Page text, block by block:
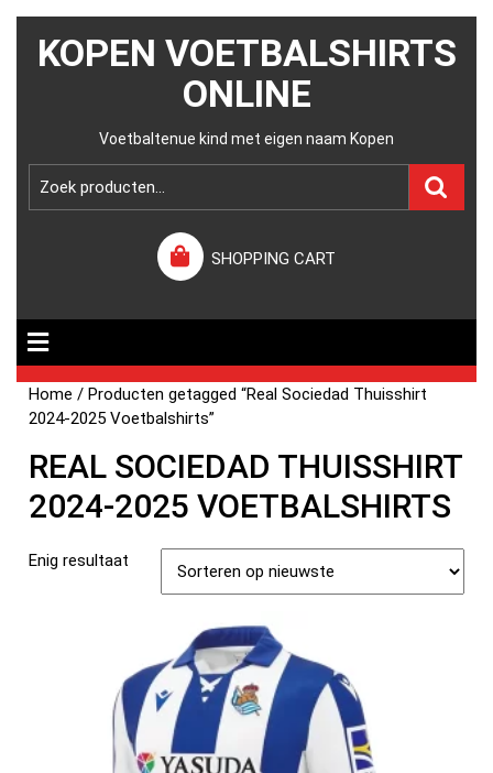
KOPEN VOETBALSHIRTS
ONLINE
Voetbaltenue kind met eigen naam Kopen
SHOPPING CART
Home / Producten getagged “Real Sociedad Thuisshirt
2024-2025 Voetbalshirts”
REAL SOCIEDAD THUISSHIRT
2024-2025 VOETBALSHIRTS
Enig resultaat